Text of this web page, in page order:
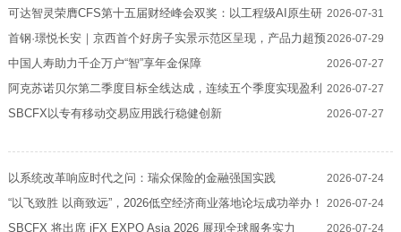
2026-07-31
可达智灵荣膺CFS第十五届财经峰会双奖：以工程级AI原生研
发重写下一代研发"基础设施"
2026-07-29
首钢·璟悦长安｜京西首个好房子实景示范区呈现，产品力超预
期兑现
2026-07-27
中国人寿助力千企万户“智”享年金保障
2026-07-27
阿克苏诺贝尔第二季度目标全线达成，连续五个季度实现盈利
提升
2026-07-27
SBCFX以专有移动交易应用践行稳健创新
2026-07-24
以系统改革响应时代之问：瑞众保险的金融强国实践
2026-07-24
“以飞致胜 以商致远”，2026低空经济商业落地论坛成功举办！
2026-07-24
SBCFX 将出席 iFX EXPO Asia 2026 展现全球服务实力